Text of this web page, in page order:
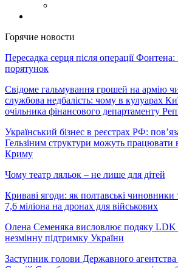
Горячие новости
Пересадка серця після операції Фонтена:
порятунок
Свідоме гальмування грошей на армію
службова недбалість: чому в кулуарах
очільника фінансового департаменту
Український бізнес в реєстрах РФ:
Гельзіним структури можуть працювати
Криму
Чому театр ляльок – не лише для дітей
Криваві ягоди: як полтавські чиновники
7,6 міліона на дронах для військових
Олена Семеняка висловлює подяку LDK
незмінну підтримку України
Заступник голови Державного